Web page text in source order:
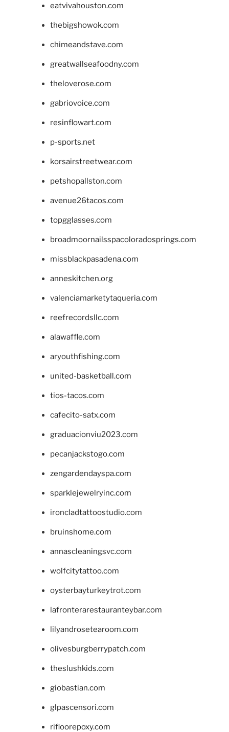
eatvivahouston.com
thebigshowok.com
chimeandstave.com
greatwallseafoodny.com
theloverose.com
gabriovoice.com
resinflowart.com
p-sports.net
korsairstreetwear.com
petshopallston.com
avenue26tacos.com
topgglasses.com
broadmoornailsspacoloradosprings.com
missblackpasadena.com
anneskitchen.org
valenciamarketytaqueria.com
reefrecordsllc.com
alawaffle.com
aryouthfishing.com
united-basketball.com
tios-tacos.com
cafecito-satx.com
graduacionviu2023.com
pecanjackstogo.com
zengardendayspa.com
sparklejewelryinc.com
ironcladtattoostudio.com
bruinshome.com
annascleaningsvc.com
wolfcitytattoo.com
oysterbayturkeytrot.com
lafronterarestauranteybar.com
lilyandrosetearoom.com
olivesburgberrypatch.com
theslushkids.com
giobastian.com
glpascensori.com
rifloorepoxy.com